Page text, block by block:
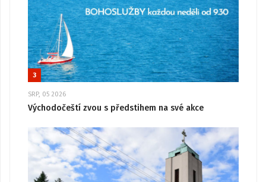
3
SRP, 05 2026
Východočeští zvou s předstihem na své akce